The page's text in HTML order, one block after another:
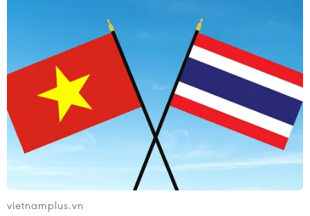
vòng bảng AFF Cup 2020 mà chưa xác định ngày thay
thế do ảnh hưởng của dịch COVID-19 lên nhiều quốc
gia trong khu vực.
vietnamplus.vn